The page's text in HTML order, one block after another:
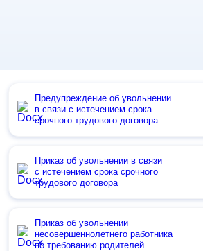
Предупреждение об увольнении
в связи с истечением срока
срочного трудового договора
Приказ об увольнении в связи
с истечением срока срочного
трудового договора
Приказ об увольнении
несовершеннолетнего работника
по требованию родителей